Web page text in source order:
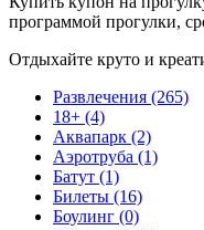
программой прогулки,
Отдыхайте круто и
Развлечения (265)
18+ (4)
Аквапарк (2)
Аэротруба (1)
Батут (1)
Билеты (16)
Боулинг (0)